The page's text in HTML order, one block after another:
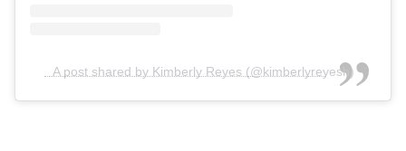
A post shared by Kimberly Reyes (@kimberlyreyesh)